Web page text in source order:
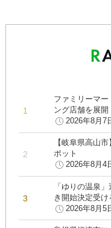
ファミリーマ
ング店舗を展
2026年8月7
【岐阜県高山
ポット
2026年8月4
「ゆりの温泉
き開始決定受け
2026年8月5